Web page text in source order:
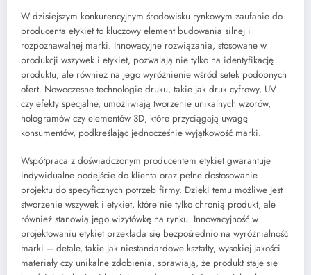
W dzisiejszym konkurencyjnym środowisku rynkowym zaufanie do
producenta etykiet to kluczowy element budowania silnej i
rozpoznawalnej marki. Innowacyjne rozwiązania, stosowane w
produkcji wszywek i etykiet, pozwalają nie tylko na identyfikację
produktu, ale również na jego wyróżnienie wśród setek podobnych
ofert. Nowoczesne technologie druku, takie jak druk cyfrowy, UV
czy efekty specjalne, umożliwiają tworzenie unikalnych wzorów,
hologramów czy elementów 3D, które przyciągają uwagę
konsumentów, podkreślając jednocześnie wyjątkowość marki.
Współpraca z doświadczonym producentem etykiet gwarantuje
indywidualne podejście do klienta oraz pełne dostosowanie
projektu do specyficznych potrzeb firmy. Dzięki temu możliwe jest
stworzenie wszywek i etykiet, które nie tylko chronią produkt, ale
również stanowią jego wizytówkę na rynku. Innowacyjność w
projektowaniu etykiet przekłada się bezpośrednio na wyróżnialność
marki – detale, takie jak niestandardowe kształty, wysokiej jakości
materiały czy unikalne zdobienia, sprawiają, że produkt staje się